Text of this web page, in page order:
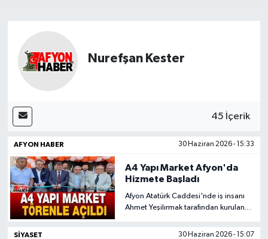
Nurefşan Kester
45 İçerik
AFYON HABER 30 Haziran 2026 - 15:33
A4 Yapı Market Afyon'da
Hizmete Başladı
Afyon Atatürk Caddesi'nde iş insanı
Ahmet Yeşilırmak tarafından kurulan
dekorasyon ürünleriyle törenle
SIYASET 30 Haziran 2026 - 15:07
Sağlık
Eğitim
Ekonomi
Magazin
Etkinlikler